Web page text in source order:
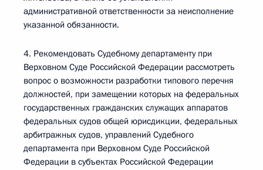
административной ответственности за неисполнение
указанной обязанности.
4. Рекомендовать Судебному департаменту при
Верховном Суде Российской Федерации рассмотреть
вопрос о возможности разработки типового перечня
должностей, при замещении которых на федеральных
государственных гражданских служащих аппаратов
федеральных судов общей юрисдикции, федеральных
арбитражных судов, управлений Судебного
департамента при Верховном Суде Российской
Федерации в субъектах Российской Федерации